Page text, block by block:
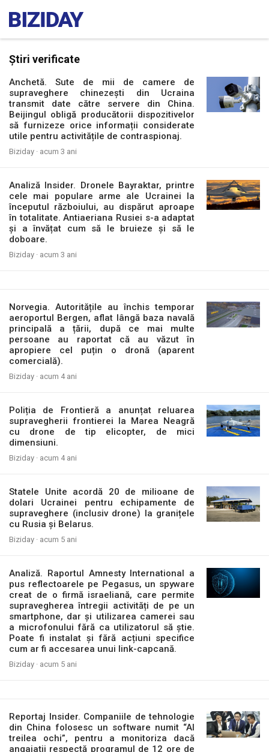
Știri verificate
Anchetă. Sute de mii de camere de
supraveghere chinezești din Ucraina
transmit date către servere din China.
Beijingul obligă producătorii dispozitivelor
să furnizeze orice informații considerate
utile pentru activitățile de contraspionaj.
Biziday · acum 3 ani
Analiză Insider. Dronele Bayraktar, printre
cele mai populare arme ale Ucrainei la
începutul războiului, au dispărut aproape
în totalitate. Antiaeriana Rusiei s-a adaptat
și a învățat cum să le bruieze și să le
doboare.
Biziday · acum 3 ani
Norvegia. Autoritățile au închis temporar
aeroportul Bergen, aflat lângă baza navală
principală a țării, după ce mai multe
persoane au raportat că au văzut în
apropiere cel puțin o dronă (aparent
comercială).
Biziday · acum 4 ani
Poliția de Frontieră a anunțat reluarea
supravegherii frontierei la Marea Neagră
cu drone de tip elicopter, de mici
dimensiuni.
Biziday · acum 4 ani
Statele Unite acordă 20 de milioane de
dolari Ucrainei pentru echipamente de
supraveghere (inclusiv drone) la granițele
cu Rusia și Belarus.
Biziday · acum 5 ani
Analiză. Raportul Amnesty International a
pus reflectoarele pe Pegasus, un spyware
creat de o firmă israeliană, care permite
supravegherea întregii activități de pe un
smartphone, dar și utilizarea camerei sau
a microfonului fără ca utilizatorul să știe.
Poate fi instalat și fără acțiuni specifice
cum ar fi accesarea unui link-capcană.
Biziday · acum 5 ani
Reportaj Insider. Companiile de tehnologie
din China folosesc un software numit “Al
treilea ochi”, pentru a monitoriza dacă
angajații respectă programul de 12 ore de